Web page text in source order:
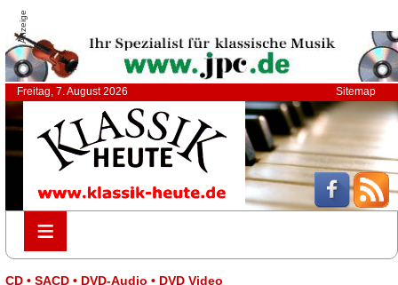
Anzeige
Freitag, 7. August 2026 Sitemap
≡
≡
CD • SACD • DVD-Audio • DVD Video